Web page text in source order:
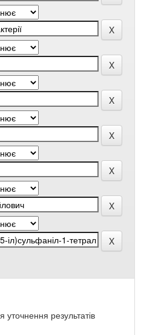
уточнення результатів